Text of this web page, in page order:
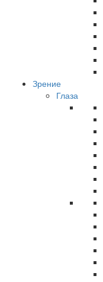
Зрение
Глаза